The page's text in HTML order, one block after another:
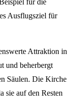
für die
Ausflugsziel für
Attraktion in
und beherbergt
Säulen. Die Kirche
sie auf den Resten